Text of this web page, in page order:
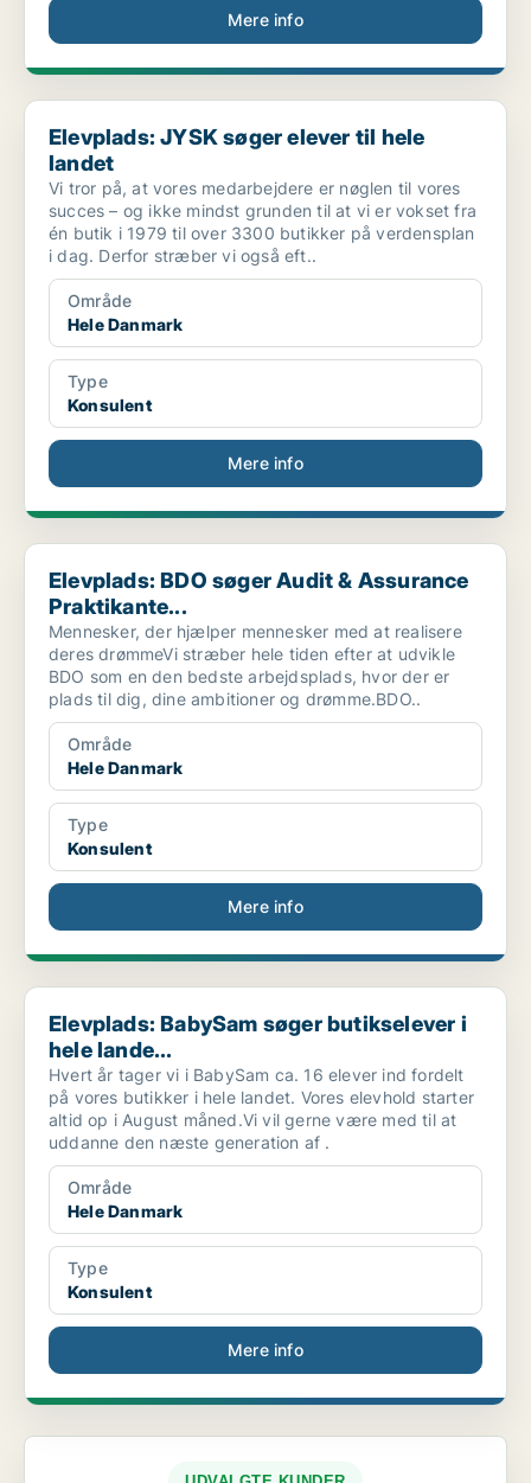
Mere info
Elevplads: JYSK søger elever til hele landet
Elevplads: JYSK søger elever til hele
landet
Vi tror på, at vores medarbejdere er nøglen til vores
succes – og ikke mindst grunden til at vi er vokset fra
én butik i 1979 til over 3300 butikker på verdensplan
i dag. Derfor stræber vi også eft..
Område
Hele Danmark
Type
Konsulent
Mere info
Elevplads: BDO søger Audit & Assurance Praktikante...
Elevplads: BDO søger Audit & Assurance
Praktikante...
Mennesker, der hjælper mennesker med at realisere
deres drømmeVi stræber hele tiden efter at udvikle
BDO som en den bedste arbejdsplads, hvor der er
plads til dig, dine ambitioner og drømme.BDO..
Område
Hele Danmark
Type
Konsulent
Mere info
Elevplads: BabySam søger butikselever i hele lande...
Elevplads: BabySam søger butikselever i
hele lande...
Hvert år tager vi i BabySam ca. 16 elever ind fordelt
på vores butikker i hele landet. Vores elevhold starter
altid op i August måned.Vi vil gerne være med til at
uddanne den næste generation af .
Område
Hele Danmark
Type
Konsulent
Mere info